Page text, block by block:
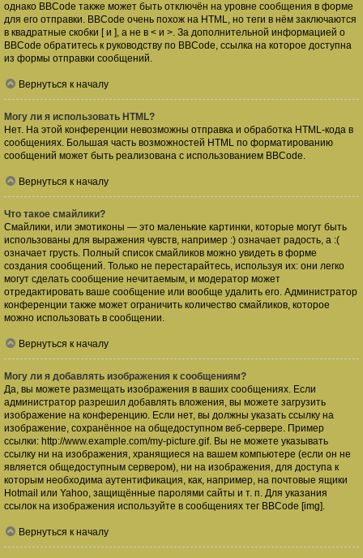
однако BBCode также может быть отключён на уровне сообщения в форме
для его отправки. BBCode очень похож на HTML, но теги в нём заключаются
в квадратные скобки [ и ], а не в < и >. За дополнительной информацией о
BBCode обратитесь к руководству по BBCode, ссылка на которое доступна
из формы отправки сообщений.
Вернуться к началу
Могу ли я использовать HTML?
Нет. На этой конференции невозможны отправка и обработка HTML-кода в
сообщениях. Большая часть возможностей HTML по форматированию
сообщений может быть реализована с использованием BBCode.
Вернуться к началу
Что такое смайлики?
Смайлики, или эмотиконы — это маленькие картинки, которые могут быть
использованы для выражения чувств, например :) означает радость, а :(
означает грусть. Полный список смайликов можно увидеть в форме
создания сообщений. Только не перестарайтесь, используя их: они легко
могут сделать сообщение нечитаемым, и модератор может
отредактировать ваше сообщение или вообще удалить его. Администратор
конференции также может ограничить количество смайликов, которое
можно использовать в сообщении.
Вернуться к началу
Могу ли я добавлять изображения к сообщениям?
Да, вы можете размещать изображения в ваших сообщениях. Если
администратор разрешил добавлять вложения, вы можете загрузить
изображение на конференцию. Если нет, вы должны указать ссылку на
изображение, сохранённое на общедоступном веб-сервере. Пример
ссылки: http://www.example.com/my-picture.gif. Вы не можете указывать
ссылку ни на изображения, хранящиеся на вашем компьютере (если он не
является общедоступным сервером), ни на изображения, для доступа к
которым необходима аутентификация, как, например, на почтовые ящики
Hotmail или Yahoo, защищённые паролями сайты и т. п. Для указания
ссылок на изображения используйте в сообщениях тег BBCode [img].
Вернуться к началу